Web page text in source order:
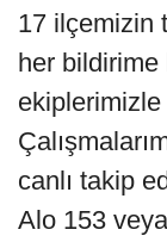
17 ilçemizin
her bildirime
ekiplerimizle
canlı takip
Alo 153